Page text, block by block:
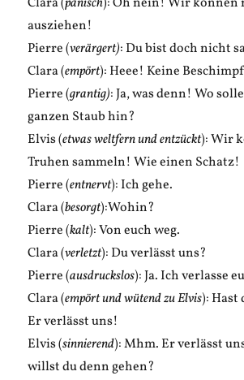
ausziehen!
Pierre (verärgert): Du bist doch nicht
Clara (empört): Heee! Keine
Pierre (grantig): Ja, was denn! Wo
ganzen Staub hin?
Elvis (etwas weltfern und entzückt): Wir
Truhen sammeln! Wie einen Schatz!
Pierre (entnervt): Ich gehe.
Clara (besorgt):Wohin?
Pierre (kalt): Von euch weg.
Clara (verletzt): Du verlässt uns?
Pierre (ausdruckslos): Ja. Ich verlasse
Clara (empört und wütend zu Elvis): Hast
Er verlässt uns!
Elvis (sinnierend): Mhm. Er verlässt
willst du denn gehen?